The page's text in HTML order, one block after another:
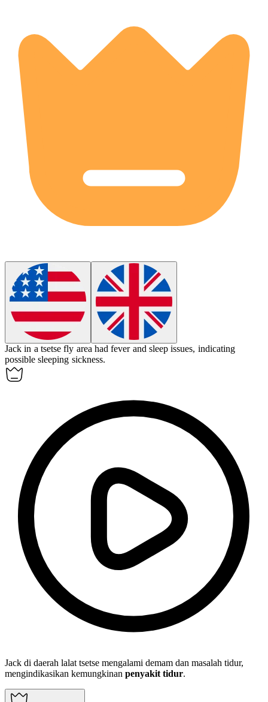
Jack in a tsetse fly area had fever and sleep issues, indicating
possiblesleeping sickness.
Jack di daerah lalat tsetse mengalami demam dan masalah tidur,
mengindikasikan kemungkinan penyakit tidur.